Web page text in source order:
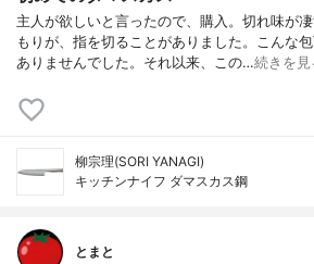
主人が欲しいと言ったので、購入。切れ味が
もりが、指を切ることがありました。こんな
ありませんでした。それ以来、この…続きを見
柳宗理(SORI YANAGI)
キッチンナイフ ダマスカス鋼
とまと